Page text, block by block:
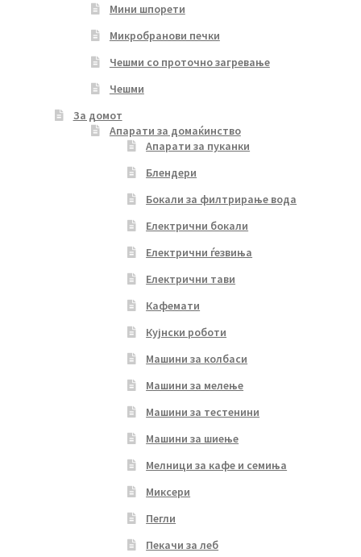
Мини шпорети
Микробранови печки
Чешми со проточно загревање
Чешми
За домот
Апарати за домаќинство
Апарати за пуканки
Блендери
Бокали за филтрирање вода
Електрични бокали
Електрични ѓезвиња
Електрични тави
Кафемати
Кујнски роботи
Машини за колбаси
Машини за мелење
Машини за тестенини
Машини за шиење
Мелници за кафе и семиња
Миксери
Пегли
Пекачи за леб